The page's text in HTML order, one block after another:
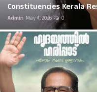
Business
Local News
Earn Money
Tutorials
Constituencies Kerala
Admin May 4, 2026 0